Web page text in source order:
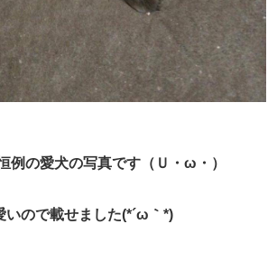
例の愛犬の写真です（Ｕ・ω・）
いので載せました(*´ω｀*)